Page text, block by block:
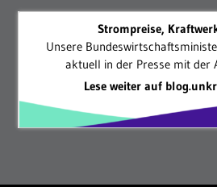
Strompreise,
Unsere
aktuell in der Presse mit der
Lese weiter auf